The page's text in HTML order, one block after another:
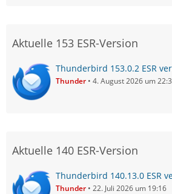
Aktuelle 153 ESR-Version
Thunderbird 153.0.2 ESR
Thunder 4. August 2026 um
Aktuelle 140 ESR-Version
Thunderbird 140.13.0 ESR
Thunder 22. Juli 2026 um 19:16